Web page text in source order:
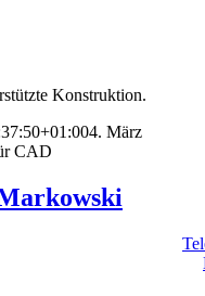
Konstruktion.
4. März
CAD